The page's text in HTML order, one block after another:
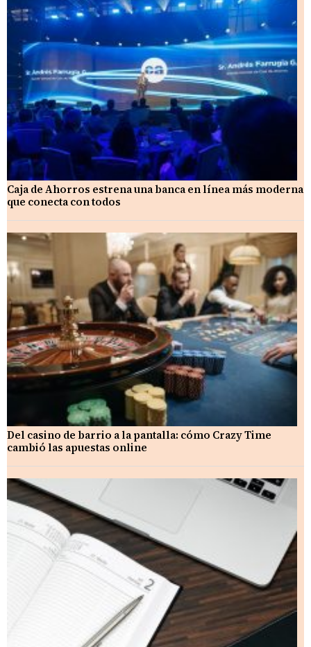
Caja de Ahorros estrena una banca en línea más moderna
que conecta con todos
Del casino de barrio a la pantalla: cómo Crazy Time
cambió las apuestas online